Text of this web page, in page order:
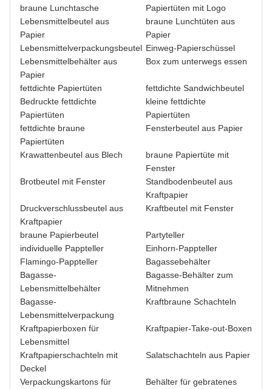
braune Lunchtasche
Papiertüten mit Logo
Lebensmittelbeutel aus
Papier
braune Lunchtüten aus
Papier
Lebensmittelverpackungsbeutel Einweg-Papierschüssel
Lebensmittelbehälter aus
Papier
Box zum unterwegs essen
fettdichte Papiertüten
fettdichte Sandwichbeutel
Bedruckte fettdichte
Papiertüten
kleine fettdichte
Papiertüten
fettdichte braune
Papiertüten
Fensterbeutel aus Papier
Krawattenbeutel aus Blech
braune Papiertüte mit
Fenster
Brotbeutel mit Fenster
Standbodenbeutel aus
Kraftpapier
Druckverschlussbeutel aus
Kraftpapier
Kraftbeutel mit Fenster
braune Papierbeutel
Partyteller
individuelle Pappteller
Einhorn-Pappteller
Flamingo-Pappteller
Bagassebehälter
Bagasse-
Lebensmittelbehälter
Bagasse-Behälter zum
Mitnehmen
Bagasse-
Lebensmittelverpackung
Kraftbraune Schachteln
Kraftpapierboxen für
Lebensmittel
Kraftpapier-Take-out-Boxen
Kraftpapierschachteln mit
Deckel
Salatschachteln aus Papier
Verpackungskartons für
Behälter für gebratenes